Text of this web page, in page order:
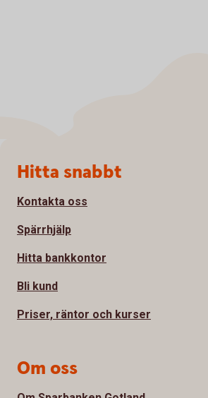
Sidfot
Hitta snabbt
Kontakta oss
Spärrhjälp
Hitta bankkontor
Bli kund
Priser, räntor och kurser
Om oss